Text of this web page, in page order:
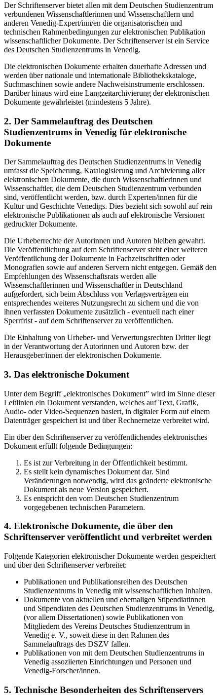
Der Schriftenserver bietet allen mit dem Deutschen Studienzentrum
verbundenen Wissenschaftlerinnen und Wissenschaftlern und
anderen Venedig-Expert/inn/en die organisatorischen und
technischen Rahmenbedingungen zur elektronischen Publikation
wissenschaftlicher Dokumente. Der Schriftenserver ist ein Service
des Deutschen Studienzentrums in Venedig.
Die elektronischen Dokumente erhalten dauerhafte Adressen und
werden über nationale und internationale Bibliothekskataloge,
Suchmaschinen sowie andere Nachweisinstrumente erschlossen.
Darüber hinaus wird eine Langzeitarchivierung der elektronischen
Dokumente gewährleistet (mindestens 5 Jahre).
2. Der Sammelauftrag des Deutschen
Studienzentrums in Venedig für elektronische
Dokumente
Der Sammelauftrag des Deutschen Studienzentrums in Venedig
umfasst die Speicherung, Katalogisierung und Archivierung aller
elektronischen Dokumente, die durch Wissenschaftlerinnen und
Wissenschaftler, die dem Deutschen Studienzentrum verbunden
sind, veröffentlicht werden, bzw. durch Experten/innen für die
Kultur und Geschichte Venedigs. Dies bezieht sich sowohl auf rein
elektronische Publikationen als auch auf elektronische Versionen
gedruckter Dokumente.
Die Urheberrechte der Autorinnen und Autoren bleiben gewahrt.
Die Veröffentlichung auf dem Schriftenserver steht einer weiteren
Veröffentlichung der Dokumente in Fachzeitschriften oder
Monografien sowie auf anderen Servern nicht entgegen. Gemäß den
Empfehlungen des Wissenschaftsrats werden alle
Wissenschaftlerinnen und Wissenschaftler in Deutschland
aufgefordert, sich beim Abschluss von Verlagsverträgen ein
entsprechendes weiteres Nutzungsrecht zu sichern und die von
ihnen verfassten Dokumente zusätzlich - eventuell nach einer
Sperrfrist - auf dem Schriftenserver zu veröffentlichen.
Die Einhaltung von Urheber- und Verwertungsrechten Dritter liegt
in der Verantwortung der Autorinnen und Autoren bzw. der
Herausgeber/innen der elektronischen Dokumente.
3. Das elektronische Dokument
Unter dem Begriff „elektronisches Dokument” wird im Sinne dieser
Leitlinien ein Dokument verstanden, welches auf Text, Grafik,
Audio- oder Video-Sequenzen basiert, in digitaler Form auf einem
Datenträger gespeichert ist und über Rechnernetze verbreitet wird.
Ein über den Schriftenserver zu veröffentlichendes elektronisches
Dokument erfüllt folgende Bedingungen:
Es ist zur Verbreitung in der Öffentlichkeit bestimmt.
Es stellt kein dynamisches Dokument dar. Sind
Veränderungen notwendig, wird das geänderte elektronische
Dokument als neue Version gespeichert.
Es entspricht den vom Deutschen Studienzentrum
vorgegebenen technischen Parametern.
4. Elektronische Dokumente, die über den
Schriftenserver veröffentlicht und verbreitet werden
Folgende Kategorien elektronischer Dokumente werden gespeichert
und über den Schriftenserver verbreitet:
Publikationen und Publikationsreihen des Deutschen
Studienzentrums in Venedig mit wissenschaftlichen Inhalten.
Dokumente von aktuellen und ehemaligen Stipendiatinnen
und Stipendiaten des Deutschen Studienzentrums in Venedig,
(vor allem Dissertationen) sowie Publikationen von
Mitgliedern des Vereins Deutsches Studienzentrum in
Venedig e. V., soweit diese in den Rahmen des
Sammelauftrags des DSZV fallen.
Publikationen von mit dem Deutschen Studienzentrums in
Venedig assoziierten Einrichtungen und Personen und
Venedig-Forscher/innen.
5. Technische Besonderheiten des Schriftenservers